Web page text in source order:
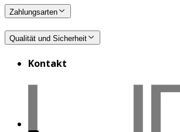
Zahlungsarten
Qualität und Sicherheit
Kontakt